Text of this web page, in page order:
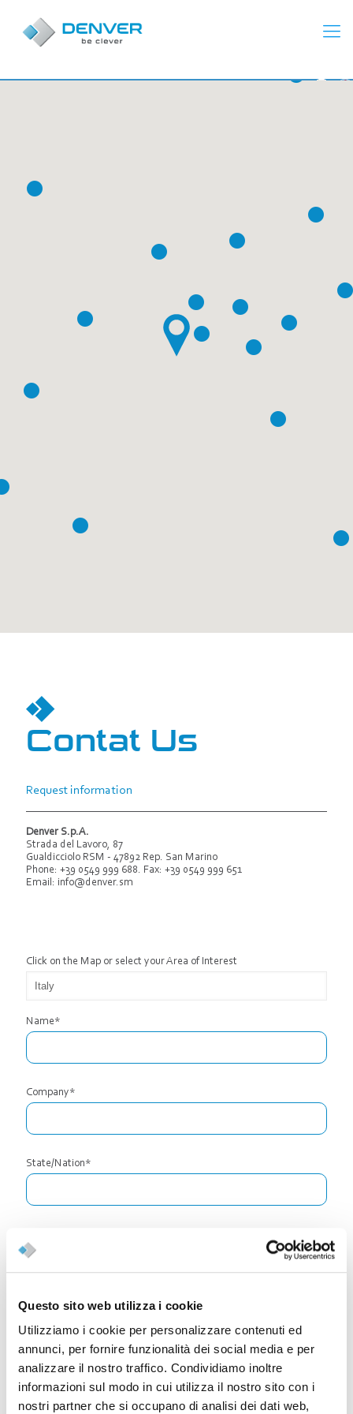
Questo sito web utilizza i cookie
Utilizziamo i cookie per personalizzare contenuti ed
annunci, per fornire funzionalità dei social media e per
analizzare il nostro traffico. Condividiamo inoltre
informazioni sul modo in cui utilizza il nostro sito con i
nostri partner che si occupano di analisi dei dati web,
Contat Us
Request information
Denver S.p.A.
Strada del Lavoro, 87
Gualdicciolo RSM - 47892 Rep. San Marino
Phone: +39 0549 999 688. Fax: +39 0549 999 651
Email: info@denver.sm
Click on the Map or select your Area of ​​Interest
Name*
Company*
State/Nation*
Phone*